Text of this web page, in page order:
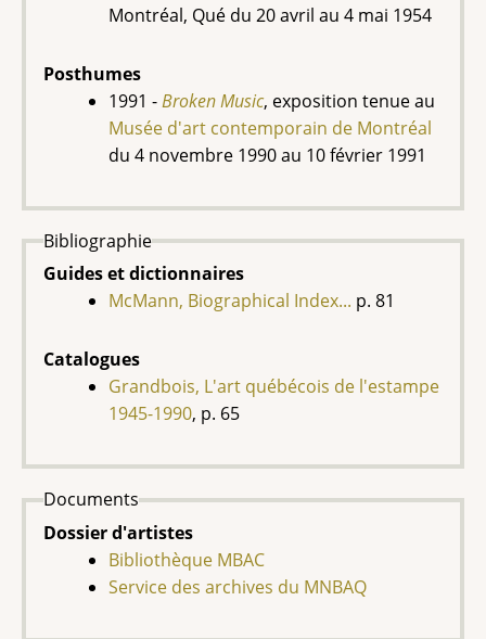
Montréal, Qué du 20 avril au 4 mai 1954
Posthumes
1991 -Broken Music, exposition tenue au
Musée d'art contemporain de Montréal
du 4 novembre 1990 au 10 février 1991
Bibliographie
Guides et dictionnaires
McMann, Biographical Index... p. 81
Catalogues
Grandbois, L'art québécois de l'estampe
1945-1990, p. 65
Documents
Dossier d'artistes
Bibliothèque MBAC
Service des archives du MNBAQ